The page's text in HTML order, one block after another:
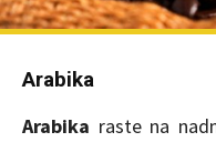
Arabika
Arabika raste na